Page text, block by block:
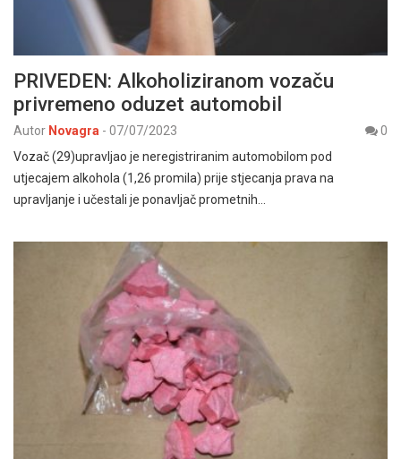
PRIVEDEN: Alkoholiziranom vozaču
privremeno oduzet automobil
Autor Novagra - 07/07/2023
0
Vozač (29)upravljao je neregistriranim automobilom pod
utjecajem alkohola (1,26 promila) prije stjecanja prava na
upravljanje i učestali je ponavljač prometnih…